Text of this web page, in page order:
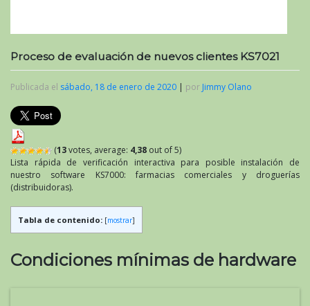
Proceso de evaluación de nuevos clientes KS7021
Publicada el sábado, 18 de enero de 2020 | por Jimmy Olano
(13votes, average: 4,38 out of 5)
Lista rápida de verificación interactiva para posible instalación de
nuestro software KS7000: farmacias comerciales y droguerías
(distribuidoras).
Tabla de contenido: [mostrar]
Condiciones mínimas de hardware